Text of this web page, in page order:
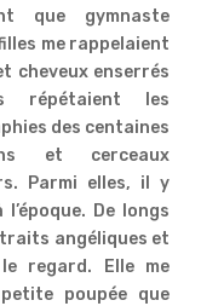
que gymnaste
me rappelaient
cheveux enserrés
répétaient les
des centaines
et cerceaux
Parmi elles, il y
De longs
angéliques et
regard. Elle me
poupée que